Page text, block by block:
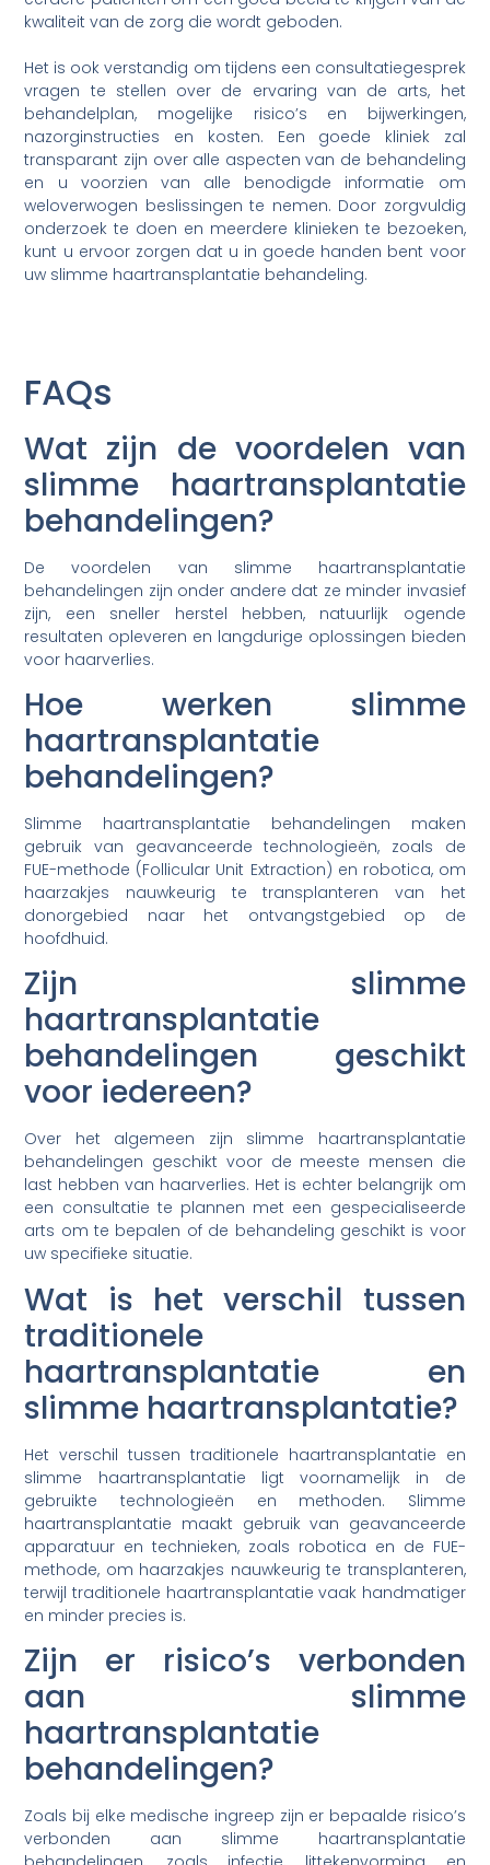
kwaliteit van de zorg die wordt geboden.
Het is ook verstandig om tijdens een consultatiegesprek
vragen te stellen over de ervaring van de arts, het
behandelplan, mogelijke risico’s en bijwerkingen,
nazorginstructies en kosten. Een goede kliniek zal
transparant zijn over alle aspecten van de behandeling
en u voorzien van alle benodigde informatie om
weloverwogen beslissingen te nemen. Door zorgvuldig
onderzoek te doen en meerdere klinieken te bezoeken,
kunt u ervoor zorgen dat u in goede handen bent voor
uw slimme haartransplantatie behandeling.
FAQs
Wat zijn de voordelen van
slimme haartransplantatie
behandelingen?
De voordelen van slimme haartransplantatie
behandelingen zijn onder andere dat ze minder invasief
zijn, een sneller herstel hebben, natuurlijk ogende
resultaten opleveren en langdurige oplossingen bieden
voor haarverlies.
Hoe werken slimme
haartransplantatie
behandelingen?
Slimme haartransplantatie behandelingen maken
gebruik van geavanceerde technologieën, zoals de
FUE-methode (Follicular Unit Extraction) en robotica, om
haarzakjes nauwkeurig te transplanteren van het
donorgebied naar het ontvangstgebied op de
hoofdhuid.
Zijn slimme
haartransplantatie
behandelingen geschikt
voor iedereen?
Over het algemeen zijn slimme haartransplantatie
behandelingen geschikt voor de meeste mensen die
last hebben van haarverlies. Het is echter belangrijk om
een consultatie te plannen met een gespecialiseerde
arts om te bepalen of de behandeling geschikt is voor
uw specifieke situatie.
Wat is het verschil tussen
traditionele
haartransplantatie en
slimme haartransplantatie?
Het verschil tussen traditionele haartransplantatie en
slimme haartransplantatie ligt voornamelijk in de
gebruikte technologieën en methoden. Slimme
haartransplantatie maakt gebruik van geavanceerde
apparatuur en technieken, zoals robotica en de FUE-
methode, om haarzakjes nauwkeurig te transplanteren,
terwijl traditionele haartransplantatie vaak handmatiger
en minder precies is.
Zijn er risico’s verbonden
aan slimme
haartransplantatie
behandelingen?
Zoals bij elke medische ingreep zijn er bepaalde risico’s
verbonden aan slimme haartransplantatie